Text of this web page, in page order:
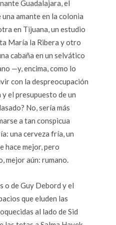
Guadalajara, el
amante en la colonia
en Tijuana, un estudio
María la Ribera y otro
cabaña en un selvático
—y, encima, como lo
con la despreocupación
el presupuesto de un
No, sería más
a tan conspicua
una cerveza fría, un
hace mejor, pero
mejor aún: rumano.
o de Guy Debord y el
que eluden las
al lado de Sid